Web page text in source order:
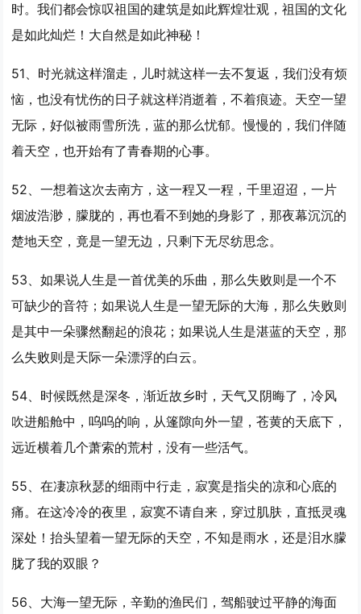
时。我们都会惊叹祖国的建筑是如此辉煌壮观，祖国的文化
是如此灿烂！大自然是如此神秘！
51、时光就这样溜走，儿时就这样一去不复返，我们没有烦
恼，也没有忧伤的日子就这样消逝着，不着痕迹。天空一望
无际，好似被雨雪所洗，蓝的那么忧郁。慢慢的，我们伴随
着天空，也开始有了青春期的心事。
52、一想着这次去南方，这一程又一程，千里迢迢，一片
烟波浩渺，朦胧的，再也看不到她的身影了，那夜幕沉沉的
楚地天空，竟是一望无边，只剩下无尽纺思念。
53、如果说人生是一首优美的乐曲，那么失败则是一个不
可缺少的音符；如果说人生是一望无际的大海，那么失败则
是其中一朵骤然翻起的浪花；如果说人生是湛蓝的天空，那
么失败则是天际一朵漂浮的白云。
54、时候既然是深冬，渐近故乡时，天气又阴晦了，冷风
吹进船舱中，呜呜的响，从篷隙向外一望 ，苍黄的天底下，
远近横着几个萧索的荒村，没有一些活气。
55、在凄凉秋瑟的细雨中行走，寂寞是指尖的凉和心底的
痛。在这冷冷的夜里，寂寞不请自来，穿过肌肤，直抵灵魂
深处！抬头望着一望无际的天空，不知是雨水，还是泪水朦
胧了我的双眼？
56、大海一望无际，辛勤的渔民们，驾船驶过平静的海面